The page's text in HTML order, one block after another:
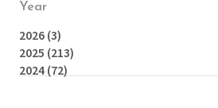
Year
2026 (3)
2025 (213)
2024(72)